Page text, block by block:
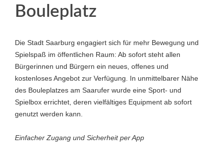
Bouleplatz
Die Stadt Saarburg engagiert sich für mehr Bewegung und
Spielspaß im öffentlichen Raum: Ab sofort steht allen
Bürgerinnen und Bürgern ein neues, offenes und
kostenloses Angebot zur Verfügung. In unmittelbarer Nähe
des Bouleplatzes am Saarufer wurde eine Sport- und
Spielbox errichtet, deren vielfältiges Equipment ab sofort
genutzt werden kann.
Einfacher Zugang und Sicherheit per App